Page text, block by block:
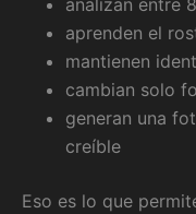
analizan entre
aprenden el
mantienen
cambian solo
generan una
creíble
Eso es lo que